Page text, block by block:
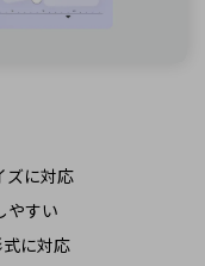
ズに対応
やすい
式に対応